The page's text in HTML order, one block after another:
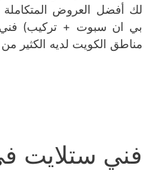
لك أفضل العروض المتكاملة
بي ان سبوت + تركيب)
مناطق الكويت لديه الكثير
فني ستلايت